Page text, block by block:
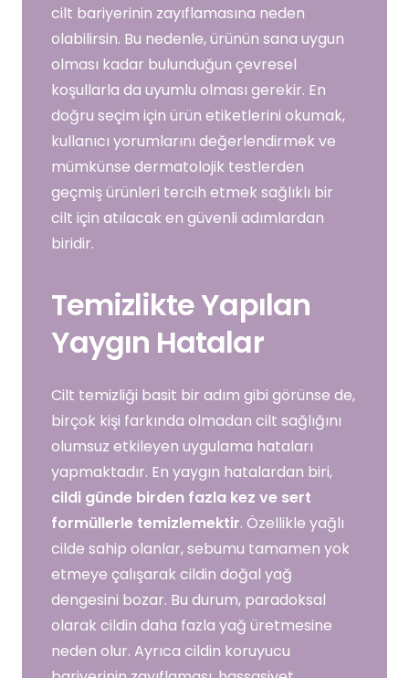
cilt bariyerinin zayıflamasına neden
olabilirsin. Bu nedenle, ürünün sana uygun
olması kadar bulunduğun çevresel
koşullarla da uyumlu olması gerekir. En
doğru seçim için ürün etiketlerini okumak,
kullanıcı yorumlarını değerlendirmek ve
mümkünse dermatolojik testlerden
geçmiş ürünleri tercih etmek sağlıklı bir
cilt için atılacak en güvenli adımlardan
biridir.
Temizlikte Yapılan
Yaygın Hatalar
Cilt temizliği basit bir adım gibi görünse de,
birçok kişi farkında olmadan cilt sağlığını
olumsuz etkileyen uygulama hataları
yapmaktadır. En yaygın hatalardan biri,
cildi günde birden fazla kez ve sert
formüllerle temizlemektir. Özellikle yağlı
cilde sahip olanlar, sebumu tamamen yok
etmeye çalışarak cildin doğal yağ
dengesini bozar. Bu durum, paradoksal
olarak cildin daha fazla yağ üretmesine
neden olur. Ayrıca cildin koruyucu